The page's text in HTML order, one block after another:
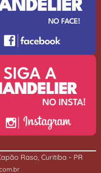
Raso, Curitiba - PR